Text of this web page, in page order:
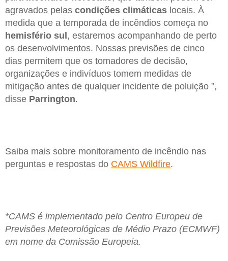
agravados pelas condições climáticas locais. À
medida que a temporada de incêndios começa no
hemisfério sul, estaremos acompanhando de perto
os desenvolvimentos. Nossas previsões de cinco
dias permitem que os tomadores de decisão,
organizações e indivíduos tomem medidas de
mitigação antes de qualquer incidente de poluição ”,
disse Parrington.
Saiba mais sobre monitoramento de incêndio nas
perguntas e respostas do CAMS Wildfire.
*CAMS é implementado pelo Centro Europeu de
Previsões Meteorológicas de Médio Prazo (ECMWF)
em nome da Comissão Europeia.